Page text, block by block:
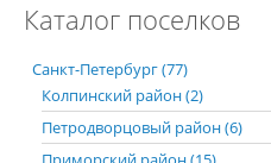
Каталог поселков
Санкт-Петербург (77)
Колпинский район (2)
Петродворцовый район (6)